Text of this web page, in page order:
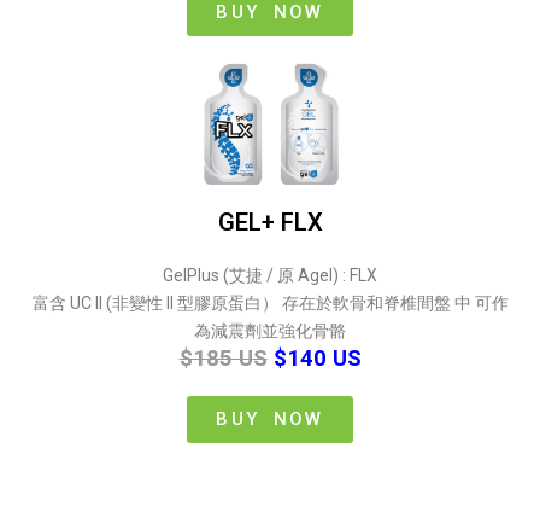
BUY NOW
GEL+ FLX
GelPlus (艾捷 / 原 Agel) : FLX
富含 UC Il (非變性 Il 型膠原蛋白） 存在於軟骨和脊椎間盤 中 可作
為減震劑並強化骨骼
$185 US $140 US
BUY NOW